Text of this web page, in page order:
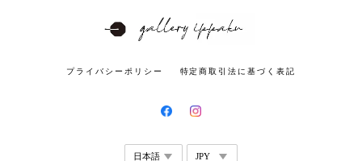
プライバシーポリシー 特定商取引法に基づく表記